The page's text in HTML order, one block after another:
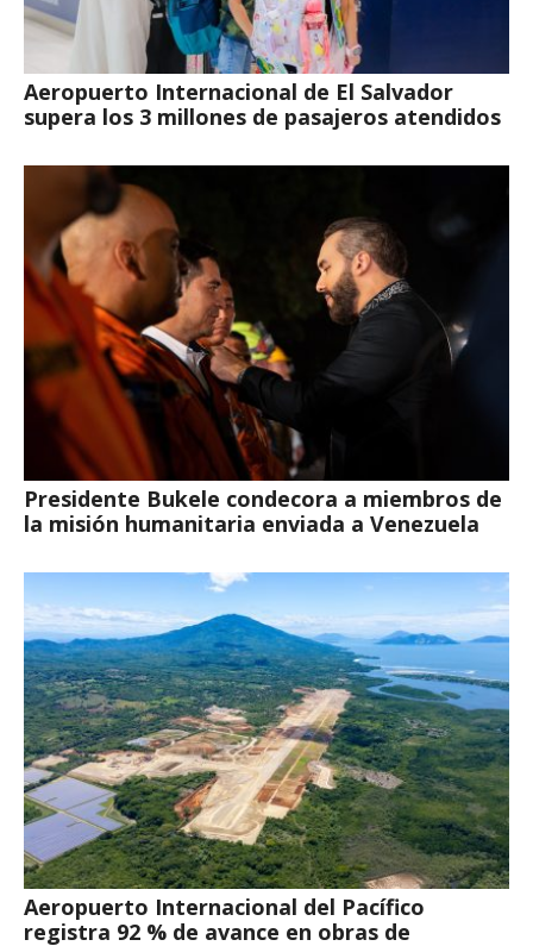
Aeropuerto Internacional de El Salvador
supera los 3 millones de pasajeros atendidos
Presidente Bukele condecora a miembros de
la misión humanitaria enviada a Venezuela
Aeropuerto Internacional del Pacífico
registra 92 % de avance en obras de